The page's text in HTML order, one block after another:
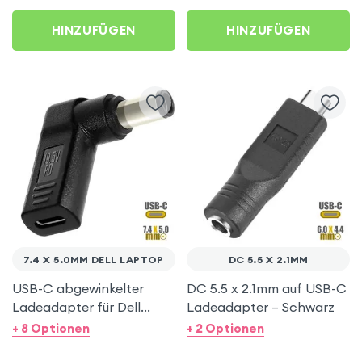
HINZUFÜGEN HINZUFÜGEN
7.4 X 5.0MM DELL LAPTOP
USB-C abgewinkelter
Ladeadapter für Dell
Notebook 7.4 x 5.0mm –
+ 8 Optionen
DC 5.5 X 2.1MM
DC 5.5 x 2.1mm auf USB-C
Ladeadapter – Schwarz
+ 2 Optionen